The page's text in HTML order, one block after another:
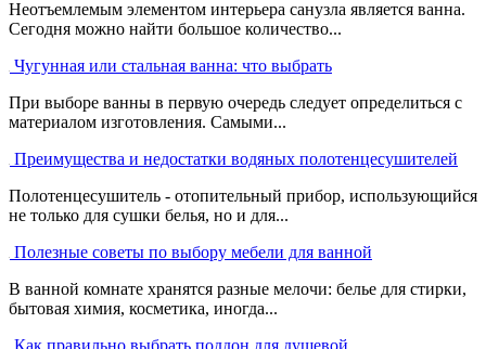
Неотъемлемым элементом интерьера санузла является ванна.
Сегодня можно найти большое количество...
Чугунная или стальная ванна: что выбрать
При выборе ванны в первую очередь следует определиться с
материалом изготовления. Самыми...
Преимущества и недостатки водяных полотенцесушителей
Полотенцесушитель - отопительный прибор, использующийся
не только для сушки белья, но и для...
Полезные советы по выбору мебели для ванной
В ванной комнате хранятся разные мелочи: белье для стирки,
бытовая химия, косметика, иногда...
Как правильно выбрать поддон для душевой